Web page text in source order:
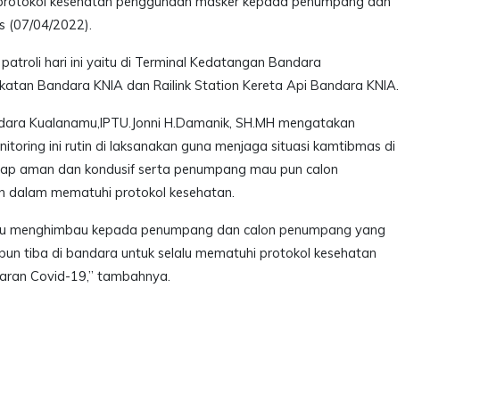
(07/04/2022).
hari ini yaitu di Terminal Kedatangan Bandara
Bandara KNIA dan Railink Station Kereta Api Bandara KNIA.
Kualanamu,IPTU.Jonni H.Damanik, SH.MH mengatakan
ini rutin di laksanakan guna menjaga situasi kamtibmas di
aman dan kondusif serta penumpang mau pun calon
dalam mematuhi protokol kesehatan.
menghimbau kepada penumpang dan calon penumpang yang
tiba di bandara untuk selalu mematuhi protokol kesehatan
Covid-19,” tambahnya.